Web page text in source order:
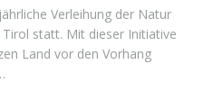
Verleihung der Natur
statt. Mit dieser Initiative
Land vor den Vorhang